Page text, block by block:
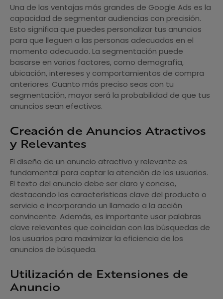
Una de las ventajas más grandes de Google Ads es la
capacidad de segmentar audiencias con precisión.
Esto significa que puedes personalizar tus anuncios
para que lleguen a las personas adecuadas en el
momento adecuado. La segmentación puede
basarse en varios factores, como demografía,
ubicación, intereses y comportamientos de compra
anteriores. Cuanto más preciso seas con tu
segmentación, mayor será la probabilidad de que tus
anuncios sean efectivos.
Creación de Anuncios Atractivos
y Relevantes
El diseño de un anuncio atractivo y relevante es
fundamental para captar la atención de los usuarios.
El texto del anuncio debe ser claro y conciso,
destacando las características clave del producto o
servicio e incorporando un llamado a la acción
convincente. Además, es importante usar palabras
clave relevantes que coincidan con las búsquedas de
los usuarios para maximizar la eficiencia de los
anuncios de búsqueda.
Utilización de Extensiones de
Anuncio